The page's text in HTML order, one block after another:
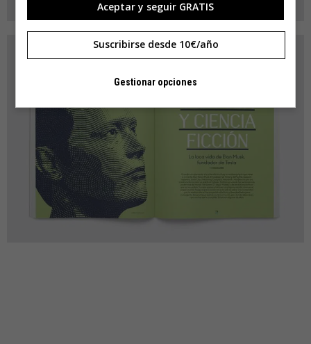
Aceptar y seguir GRATIS
Suscribirse desde 10€/año
Gestionar opciones